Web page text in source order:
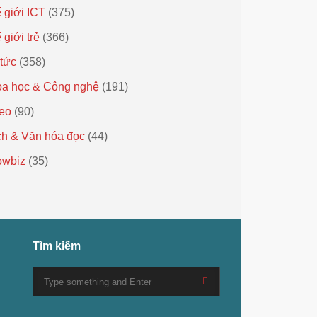
giới ICT (375)
giới trẻ (366)
(358)
học & Công nghệ (191)
(90)
& Văn hóa đọc (44)
(35)
Tìm kiếm